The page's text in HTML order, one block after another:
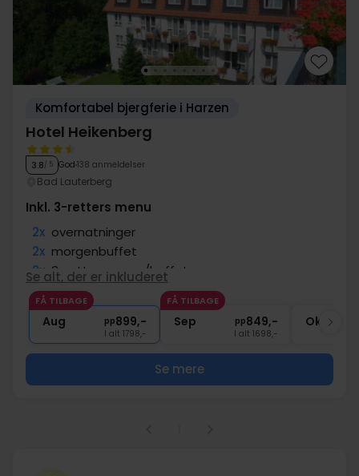
Komfortabel bjergferie i Harzen
Hotel Heikenberg
3.8/ 5 God 138 anmeldelser
Bad Lauterberg
Inkl. 3-retters menu
2x overnatninger
2x morgenbuffet
2x 3-retters menu/buffet
2x Adgang til pool, sauna og fitness
1x glas vin/øl til ankomstmiddagen
Se alt, der er inkluderet
FÅ TILBAGE
Aug pp899,-
I alt 1798,-
FÅ TILBAGE
Sep pp849,-
I alt 1698,-
Okt
Se mere